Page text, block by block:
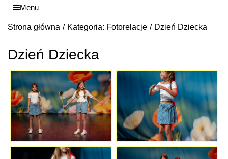
Menu
Strona główna Kategoria: Fotorelacje Dzień Dziecka
Dzień Dziecka